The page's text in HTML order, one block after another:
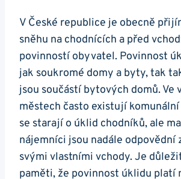
V České republice je obecně
sněhu na chodnících a před
povinností obyvatel. Povinnost
jak soukromé domy a byty, tak
jsou součástí bytových domů. Ve
městech často existují
se starají o úklid chodníků, ale
nájemníci jsou nadále odpovědní
svými vlastními vchody. Je
paměti, že povinnost úklidu platí